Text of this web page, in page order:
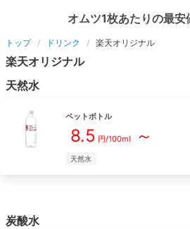
オムツ1枚あたりの最安
トップ ドリンク 楽天オリジナル
楽天オリジナル
天然水
ペットボトル
8.5 円/100ml ～
天然水
炭酸水